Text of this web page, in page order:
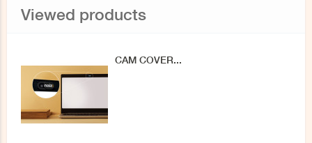
Viewed products
CAM COVER...